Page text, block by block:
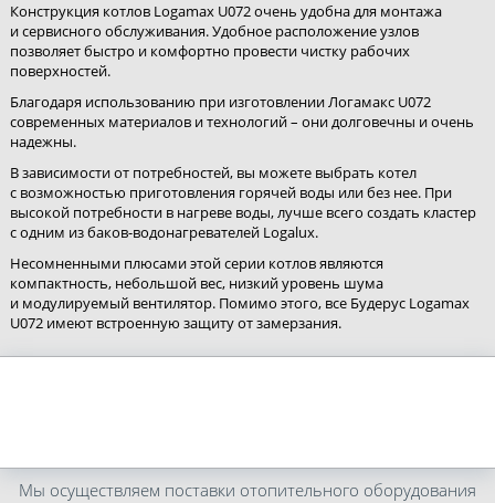
Конструкция котлов Logamax U072 очень удобна для монтажа
и сервисного обслуживания. Удобное расположение узлов
позволяет быстро и комфортно провести чистку рабочих
поверхностей.
Благодаря использованию при изготовлении Логамакс U072
современных материалов и технологий – они долговечны и очень
надежны.
В зависимости от потребностей, вы можете выбрать котел
с возможностью приготовления горячей воды или без нее. При
высокой потребности в нагреве воды, лучше всего создать кластер
с одним из баков-водонагревателей Logalux.
Несомненными плюсами этой серии котлов являются
компактность, небольшой вес, низкий уровень шума
и модулируемый вентилятор. Помимо этого, все Будерус Logamax
U072 имеют встроенную защиту от замерзания.
Мы осуществляем поставки отопительного оборудования